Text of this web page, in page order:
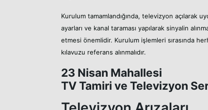
Kurulum tamamlandığında, televizyon açılarak
ayarları ve kanal taraması yapılarak sinyalin
etmesi önemlidir. Kurulum işlemleri sırasında
kılavuzu referans alınmalıdır.
23 Nisan Mahallesi
TV Tamiri ve Televizyon